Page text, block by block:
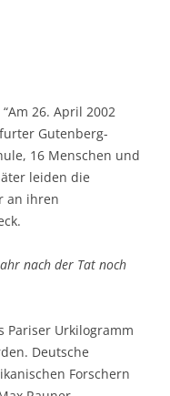
“Am 26. April 2002
Gutenberg-
16 Menschen und
leiden die
an ihren
nach der Tat noch
Pariser Urkilogramm
Deutsche
Forschern